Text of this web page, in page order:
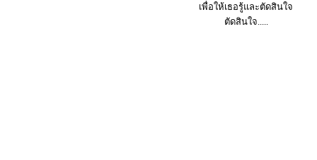
เพื่อให้เธอรู้และตัดสินใจ
ตัดสินใจ.....